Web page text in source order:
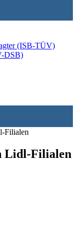
(ISB-TÜV)
DSB)
Filialen
Lidl-Filialen